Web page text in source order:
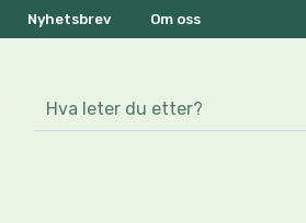
Nyhetsbrev Om oss